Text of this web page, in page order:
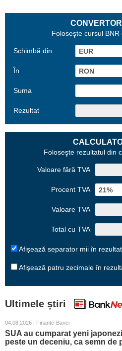
Foloseşte cursul
Schimbă din
În
Suma
Rezultat
Foloseşte rezultatul din
Valoare fără TVA
Procent TVA
Valoare TVA
Total cu TVA
Afișează separator mii în
Afișează patru zecimale în
Ultimele știri
04.08.2026 | Finante-Banci
SUA au cumparat yeni
peste un deceniu, ca semn de